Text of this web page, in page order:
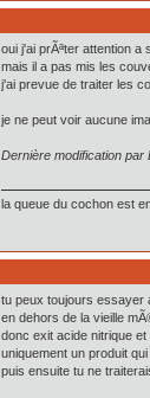
oui j'ai prÃªter attention a
mais il a pas mis les
j'ai prevue de traiter les
je ne peut voir aucune
Dernière modification par
la queue du cochon est en
tu peux toujours essayer
en dehors de la vieille
donc exit acide nitrique
uniquement un produit
puis ensuite tu ne